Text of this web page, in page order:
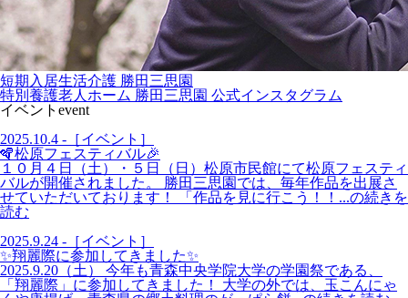
短期入居生活介護 勝田三思園
特別養護老人ホーム 勝田三思園 公式インスタグラム
イベント event
2025.10.4 -［イベント］
🪇松原フェスティバル🎉
１０月４日（土）・５日（日）松原市民館にて松原フェスティ
バルが開催されました。 勝田三思園では、毎年作品を出展さ
せていただいております！ 「作品を見に行こう！！...の続きを
読む
2025.9.24 -［イベント］
✨翔麗際に参加してきました✨
2025.9.20（土） 今年も青森中央学院大学の学園祭である、
「翔麗際」に参加してきました！ 大学の外では、玉こんにゃ